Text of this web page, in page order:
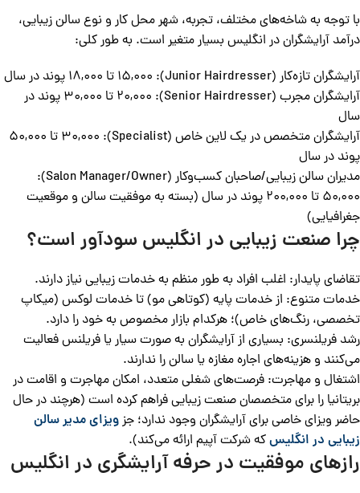
با توجه به شاخه‌های مختلف، تجربه، شهر محل کار و نوع سالن زیبایی،
درآمد آرایشگران در انگلیس بسیار متغیر است. به طور کلی:
آرایشگران تازه‌کار (Junior Hairdresser): 15,000 تا 18,000 پوند در سال
آرایشگران مجرب (Senior Hairdresser): 20,000 تا 30,000 پوند در
سال
آرایشگران متخصص در یک لاین خاص (Specialist): 30,000 تا 50,000
پوند در سال
مدیران سالن زیبایی/صاحبان کسب‌وکار (Salon Manager/Owner):
50,000 تا 200,000 پوند در سال (بسته به موفقیت سالن و موقعیت
جغرافیایی)
چرا صنعت زیبایی در انگلیس سودآور است؟
تقاضای پایدار: اغلب افراد به طور منظم به خدمات زیبایی نیاز دارند.
خدمات متنوع: از خدمات پایه (کوتاهی مو) تا خدمات لوکس (میکاپ
تخصصی، رنگ‌های خاص)؛ هرکدام بازار مخصوص به خود را دارد.
رشد فریلنسری: بسیاری از آرایشگران به صورت سیار یا فریلنس فعالیت
می‌کنند و هزینه‌های اجاره مغازه یا سالن را ندارند.
اشتغال و مهاجرت: فرصت‌های شغلی متعدد، امکان مهاجرت و اقامت در
بریتانیا را برای متخصصان صنعت زیبایی فراهم کرده است (هرچند در حال
حاضر ویزای خاصی برای آرایشگران وجود ندارد؛ جزویزای مدیر سالن
زیبایی در انگلیسکه شرکت آپیم ارائه می‌کند).
رازهای موفقیت در حرفه آرایشگری در انگلیس